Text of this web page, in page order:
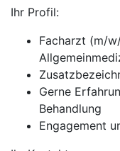
Ihr Profil:
Facharzt (m/
Gerne
Behandlung
Engagement